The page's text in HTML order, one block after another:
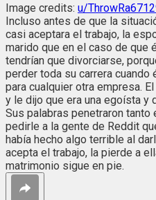
Image credits: u/
Incluso antes de que la
casi aceptara el trabajo, la
marido que en el caso de que
tendrían que divorciarse,
perder toda su carrera
para cualquier otra empresa.
y le dijo que era una egoísta y
Sus palabras penetraron tanto
pedirle a la gente de Reddit
había hecho algo terrible al
acepta el trabajo, la pierde a
matrimonio sigue en pie.